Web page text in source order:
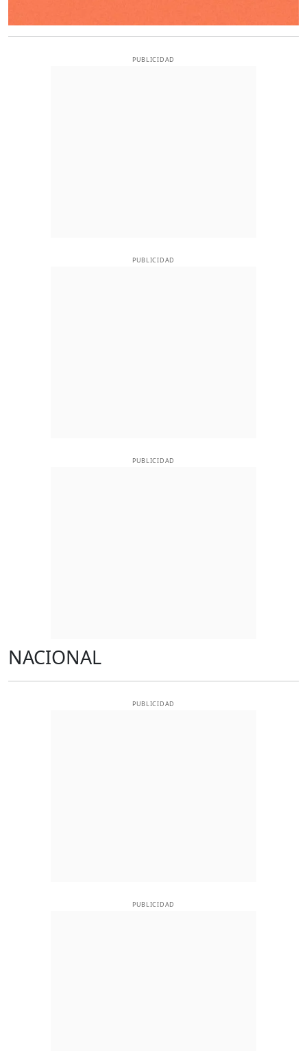
PUBLICIDAD
PUBLICIDAD
PUBLICIDAD
NACIONAL
PUBLICIDAD
PUBLICIDAD